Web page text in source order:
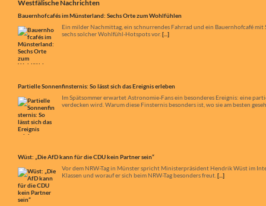
Westfälische Nachrichten
Bauernhofcafés im Münsterland: Sechs Orte zum Wohlfühlen
Ein milder Nachmittag, ein schnurrendes Fahrrad und ein Bauernhofcafé
sechs solcher Wohlfühl-Hotspots vor. [...]
Partielle Sonnenfinsternis: So lässt sich das Ereignis erleben
Im Spätsommer erwartet Astronomie-Fans ein besonderes Ereignis: eine
verdecken wird. Warum diese Finsternis besonders ist, wo sie am besten
Wüst: „Die AfD kann für die CDU kein Partner sein“
Vor dem NRW-Tag in Münster spricht Ministerpräsident Hendrik Wüst im
Klassen und worauf er sich beim NRW-Tag besonders freut. [...]